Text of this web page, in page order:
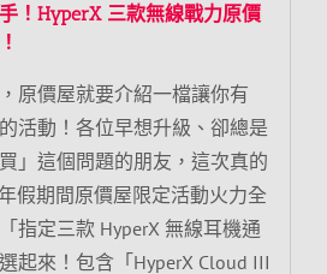
！HyperX 三款無線戰力原價
原價屋就要介紹一檔讓你有
活動！各位早想升級、卻總是
」這個問題的朋友，這次真的
假期間原價屋限定活動火力全
指定三款 HyperX 無線耳機通
起來！包含「HyperX Cloud III